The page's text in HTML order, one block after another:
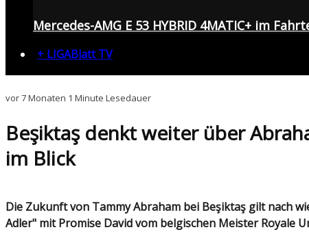
Mercedes-AMG E 53 HYBRID 4MATIC+ im
+ LIGABlatt TV
vor 7 Monaten 1 Minute Lesedauer
Beşiktaş denkt weiter über
im Blick
Die Zukunft von Tammy Abraham bei Beşiktaş gilt nach wie vor als unsicher. Für den Fall eines Abschieds des Stürmers noch in diesem Winter sollen die "Schwarzen
Adler" mit Promise David vom belgischen Meister